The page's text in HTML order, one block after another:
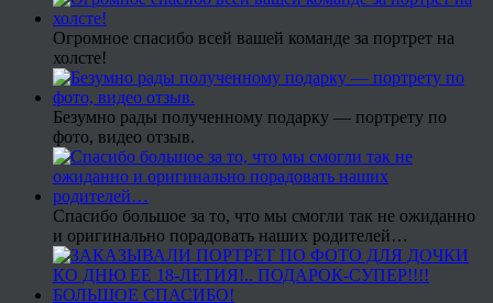
Огромное спасибо всей вашей команде за портрет на
холсте!
Безумно рады полученному подарку — портрету по
фото, видео отзыв.
Спасибо большое за то, что мы смогли так не ожиданно
и оригинально порадовать наших родителей…